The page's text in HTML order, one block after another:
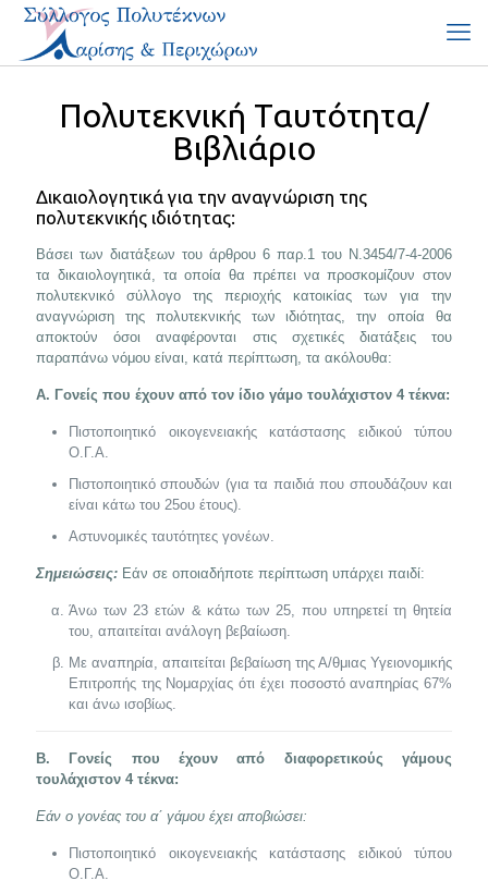
Πολυτεκνική Ταυτότητα/
Βιβλιάριο
Δικαιολογητικά για την αναγνώριση της
πολυτεκνικής ιδιότητας:
Βάσει των διατάξεων του άρθρου 6 παρ.1 του Ν.3454/7-4-2006
τα δικαιολογητικά, τα οποία θα πρέπει να προσκομίζουν στον
πολυτεκνικό σύλλογο της περιοχής κατοικίας των για την
αναγνώριση της πολυτεκνικής των ιδιότητας, την οποία θα
αποκτούν όσοι αναφέρονται στις σχετικές διατάξεις του
παραπάνω νόμου είναι, κατά περίπτωση, τα ακόλουθα:
A. Γονείς που έχουν από τον ίδιο γάμο τουλάχιστον 4 τέκνα:
Πιστοποιητικό οικογενειακής κατάστασης ειδικού τύπου
Ο.Γ.Α.
Πιστοποιητικό σπουδών (για τα παιδιά που σπουδάζουν και
είναι κάτω του 25ου έτους).
Αστυνομικές ταυτότητες γονέων.
Σημειώσεις: Εάν σε οποιαδήποτε περίπτωση υπάρχει παιδί:
Άνω των 23 ετών & κάτω των 25, που υπηρετεί τη θητεία
του, απαιτείται ανάλογη βεβαίωση.
Με αναπηρία, απαιτείται βεβαίωση της Α/θμιας Υγειονομικής
Επιτροπής της Νομαρχίας ότι έχει ποσοστό αναπηρίας 67%
και άνω ισοβίως.
Β. Γονείς που έχουν από διαφορετικούς γάμους
τουλάχιστον 4 τέκνα:
Εάν ο γονέας του α΄ γάμου έχει αποβιώσει:
Πιστοποιητικό οικογενειακής κατάστασης ειδικού τύπου
Ο.Γ.Α.